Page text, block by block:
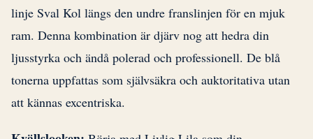
linje Sval Kol längs den undre franslinjen för en mjuk
ram. Denna kombination är djärv nog att hedra din
ljusstyrka och ändå polerad och professionell. De blå
tonerna uppfattas som självsäkra och auktoritativa utan
att kännas excentriska.